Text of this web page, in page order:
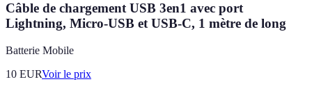
Câble de chargement USB 3en1 avec port
Lightning, Micro-USB et USB-C, 1 mètre de long
Batterie Mobile
10 EURVoir le prix